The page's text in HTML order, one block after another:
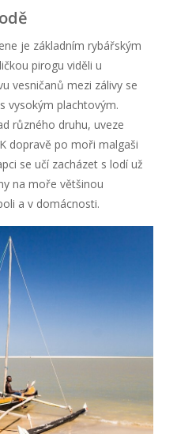
je základním rybářským
pirogu viděli u
vesničanů mezi zálivy se
vysokým plachtovým.
různého druhu, uveze
dopravě po moři malgaši
se učí zacházet s lodí už
na moře většinou
a v domácnosti.